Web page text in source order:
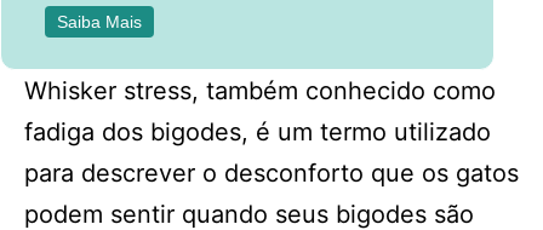
Saiba Mais
Whisker stress, também conhecido como
fadiga dos bigodes, é um termo utilizado
para descrever o desconforto que os gatos
podem sentir quando seus bigodes são